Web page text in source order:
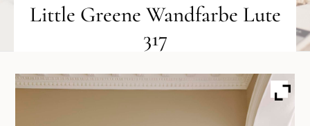
Little Greene Wandfarbe Lute
317